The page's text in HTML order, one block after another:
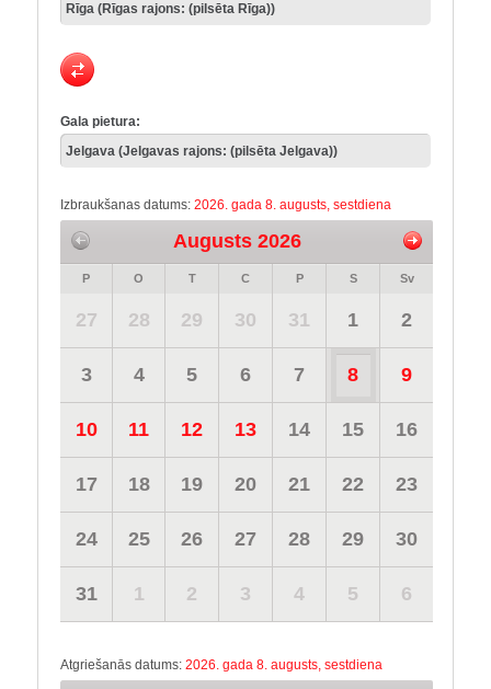
Gala pietura:
Izbraukšanas datums: 2026. gada 8. augusts, sestdiena
Augusts 2026
P O T C P S Sv
27 28 29 30 31 1 2
3 4 5 6 7 8 9
10 11 12 13 14 15 16
17 18 19 20 21 22 23
24 25 26 27 28 29 30
31 1 2 3 4 5 6
Atgriešanās datums: 2026. gada 8. augusts, sestdiena